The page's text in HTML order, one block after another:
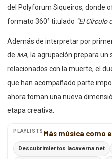
del Polyforum Siqueiros, donde
formato 360° titulado “El Círculo
Además de interpretar por
de MA, la agrupación prepara un
relacionados con la muerte, el
que han acompañado parte
ahora toman una nueva
etapa creativa.
PLAYLISTS Más música como
Descubrimientos lacaverna.net